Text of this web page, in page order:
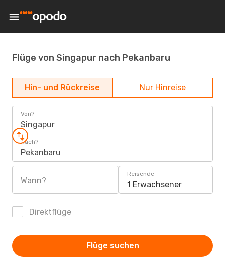
Flüge von Singapur nach Pekanbaru
Hin- und Rückreise Nur Hinreise
Von?
Singapur
Nach?
Pekanbaru
Wann?
Reisende
1 Erwachsener
Direktflüge
Flüge suchen